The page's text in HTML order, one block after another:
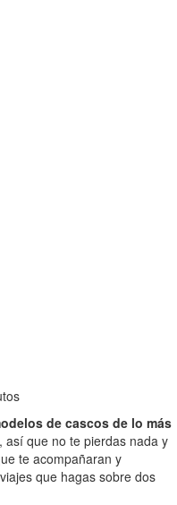
de cascos de lo más
, así que no te pierdas nada y
te acompañaran y
que hagas sobre dos